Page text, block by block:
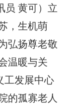
员 黄可）立
，生机萌
弘扬尊老敬
温暖与关
工发展中心
的孤寡老人